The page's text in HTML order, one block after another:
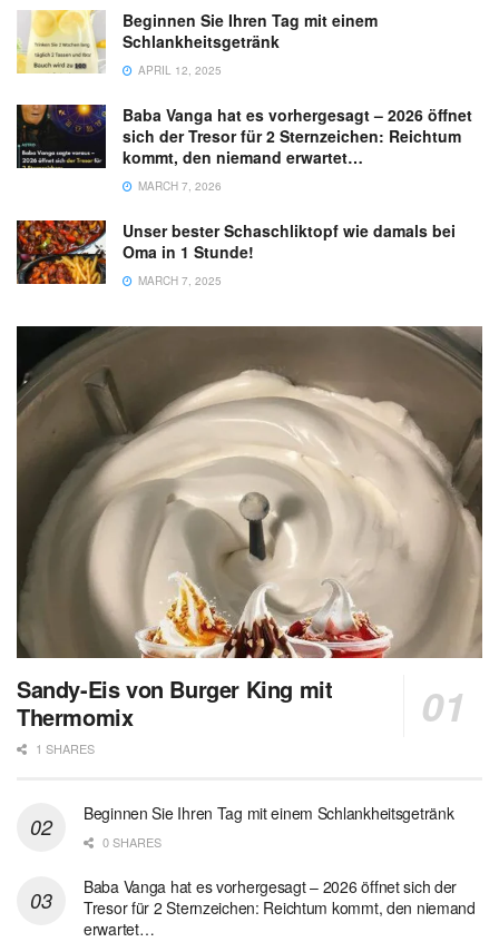
Beginnen Sie Ihren Tag mit einem
Schlankheitsgetränk
APRIL 12, 2025
Baba Vanga hat es vorhergesagt – 2026 öffnet
sich der Tresor für 2 Sternzeichen: Reichtum
kommt, den niemand erwartet…
MARCH 7, 2026
Unser bester Schaschliktopf wie damals bei
Oma in 1 Stunde!
MARCH 7, 2025
Sandy-Eis von Burger King mit
Thermomix
1 SHARES
Beginnen Sie Ihren Tag mit einem Schlankheitsgetränk
0 SHARES
Baba Vanga hat es vorhergesagt – 2026 öffnet sich der
Tresor für 2 Sternzeichen: Reichtum kommt, den niemand
erwartet…